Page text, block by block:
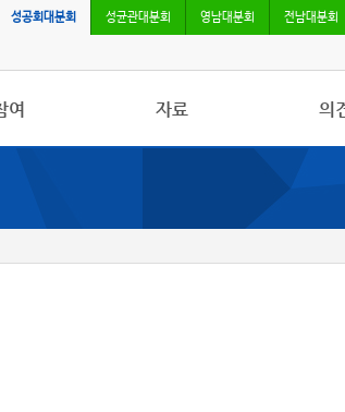
성공회대분회 성균관대분회 영남대분회 전남대분회
여 자료 의